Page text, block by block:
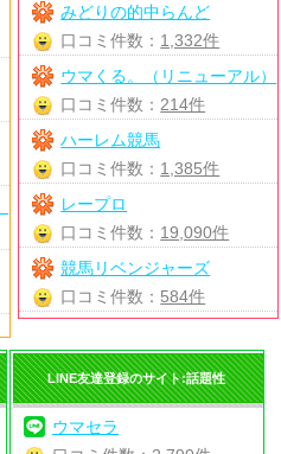
みどりの的中らんど
口コミ件数： 1,332件
ウマくる。（リニューアル）
口コミ件数： 214件
ハーレム競馬
口コミ件数： 1,385件
レープロ
口コミ件数： 19,090件
競馬リベンジャーズ
口コミ件数： 584件
LINE友達登録のサイト:話題性
ウマセラ